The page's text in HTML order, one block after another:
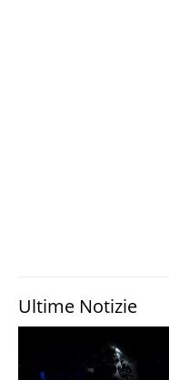
Ultime Notizie